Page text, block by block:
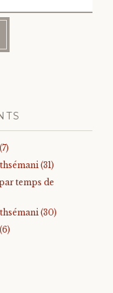
(31)
temps de
(30)